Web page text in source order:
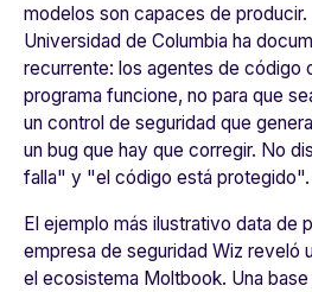
modelos son capaces de
Universidad de Columbia ha
recurrente: los agentes de código
programa funcione, no para que
un control de seguridad que
un bug que hay que corregir. No
falla" y "el código está protegido".
El ejemplo más ilustrativo data de
empresa de seguridad Wiz reveló
el ecosistema Moltbook. Una